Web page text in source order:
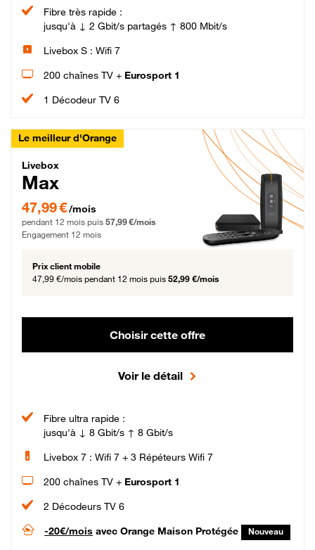
Fibre très rapide :
jusqu'à ↓ 2 Gbit/s partagés ↑ 800 Mbit/s
Livebox S : Wifi 7
200 chaînes TV + Eurosport 1
1 Décodeur TV 6
Le meilleur d'Orange
Livebox Max Fibre
Livebox
Max
47,99 € par mois pendant 12 mois puis 57,99 € par mois, Engagement 12 mois
47,99 €/mois
pendant 12 mois puis 57,99 €/mois
Engagement 12 mois
Prix client mobile
47,99 €/mois pendant 12 mois puis 52,99 €/mois
Choisir cette offre
Voir le détail
Fibre ultra rapide :
jusqu'à ↓ 8 Gbit/s ↑ 8 Gbit/s
Livebox 7 : Wifi 7 + 3 Répéteurs Wifi 7
200 chaînes TV + Eurosport 1
2 Décodeurs TV 6
-20€/mois avec Orange Maison Protégée Nouveau